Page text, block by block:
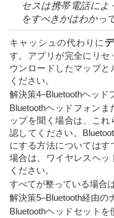
セスは携帯電話によ
をすべきかはわかっ
キャッシュの代わりに
す。アプリが完全にリ
ウンロードしたマップと
ください。
解決策4–Bluetoothヘッド
Bluetoothヘッドフォン
ップを聞く場合は、こ
認してください。
にする方法については
場合は、ワイヤレスヘッ
ください。
すべてが整っている場合
解決策5–Bluetooth経由の
Bluetoothヘッドセット